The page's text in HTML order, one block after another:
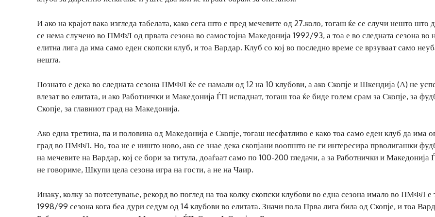
И ако на крајот вака изгледа табелата, како сега што е пред мечевите од 27.коло, тогаш ќе се случи нешто што
се нема случено во ПМФЛ од првата сезона во самостојна Македонија 1992/93, а тоа е во следната сезона во
елитна лига да има само еден скопски клуб, и тоа Вардар. Клуб со кој во последно време се врзуваат само
нешта.
Познато е дека во следната сезона ПМФЛ ќе се намали од 12 на 10 клубови, а ако Скопје и Шкендија (А) не
влезат во елитата, и ако Работнички и Македонија ЃП испаднат, тогаш тоа ќе биде голем срам за Скопје, за
Скопје, за главниот град на Македонија.
Ако една третина, па и половина од Македонија е Скопје, тогаш несфатливо е како тоа само еден клуб да има
град во ПМФЛ. Но, тоа не е ништо ново, ако се знае дека скопјани воопшто не ги интересира прволигашки
на мечевите на Вардар, кој се бори за титула, доаѓаат само по 100-200 гледачи, а за Работнички и Македонија
не говориме, Шкупи цела сезона игра на гости, а не на Чаир.
Инаку, колку за потсетување, рекорд во поглед на тоа колку скопски клубови во една сезона имало во ПМФЛ е
1998/99 сезона кога беа дури седум од 14 клубови во елитата. Значи пола Прва лига била од Скопје, и тоа